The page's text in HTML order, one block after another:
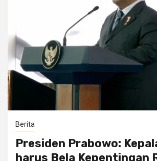
Berita
Presiden Prabowo:
harus Bela Kepentingan